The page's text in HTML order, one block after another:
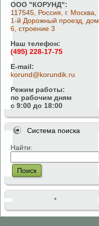
ООО "КОРУНД":
117545, Россия, г. Москва,
1-й Дорожный проезд, дом
6, строение 3
Наш телефон:
(495) 228-17-75
E-mail:
korund@korundik.ru
Режим работы:
по рабочим дням
с 9:00 до 18:00
Система поиска
Найти:
Поиск
*